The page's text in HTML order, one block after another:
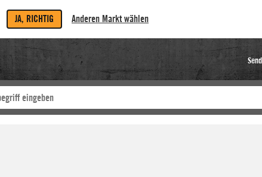
JA, RICHTIG Anderen Markt wählen